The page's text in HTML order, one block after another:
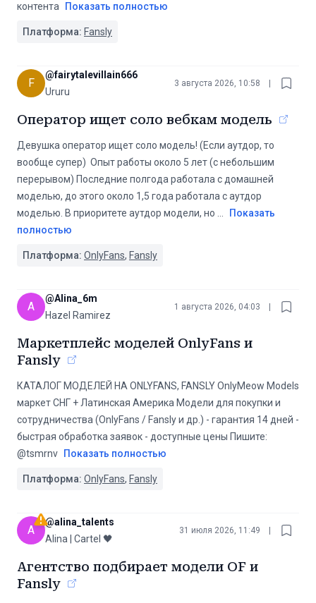
контента
Показать полностью
Платформа: Fansly
F
@fairytalevillain666
Ururu
3 августа 2026, 10:58
Оператор ищет соло вебкам модель
Девушка оператор ищет соло модель! (Если аутдор, то
вообще супер) ️ Опыт работы около 5 лет (с небольшим
перерывом) Последние полгода работала с домашней
моделью, до этого около 1,5 года работала с аутдор
моделью. В приоритете аутдор модели, но
Показать
полностью
Платформа: OnlyFans, Fansly
A
@Alina_6m
Hazel Ramirez
1 августа 2026, 04:03
Маркетплейс моделей OnlyFans и
Fansly
КАТАЛОГ МОДЕЛЕЙ НА ONLYFANS, FANSLY OnlyMeow Models
маркет СНГ + Латинская Америка Модели для покупки и
сотрудничества (OnlyFans / Fansly и др.) - гарантия 14 дней -
быстрая обработка заявок - доступные цены Пишите:
@tsmrnv
Показать полностью
Платформа: OnlyFans, Fansly
A
@alina_talents
Alina | Cartel 🖤
31 июля 2026, 11:49
Агентство подбирает модели OF и
Fansly